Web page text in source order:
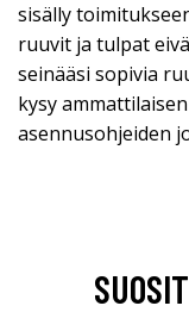
sisälly
ruuvit ja tulpat
seinääsi sopivia
kysy
asennusohjeiden